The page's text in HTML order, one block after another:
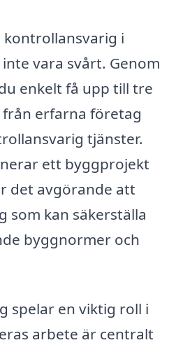
i
vara svårt. Genom
enkelt få upp till tre
erfarna företag
tjänster.
ett byggprojekt
det avgörande att
som kan säkerställa
byggnormer och
spelar en viktig roll i
arbete är centralt